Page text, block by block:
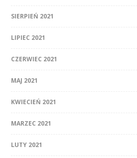
SIERPIEŃ 2021
LIPIEC 2021
CZERWIEC 2021
MAJ 2021
KWIECIEŃ 2021
MARZEC 2021
LUTY 2021